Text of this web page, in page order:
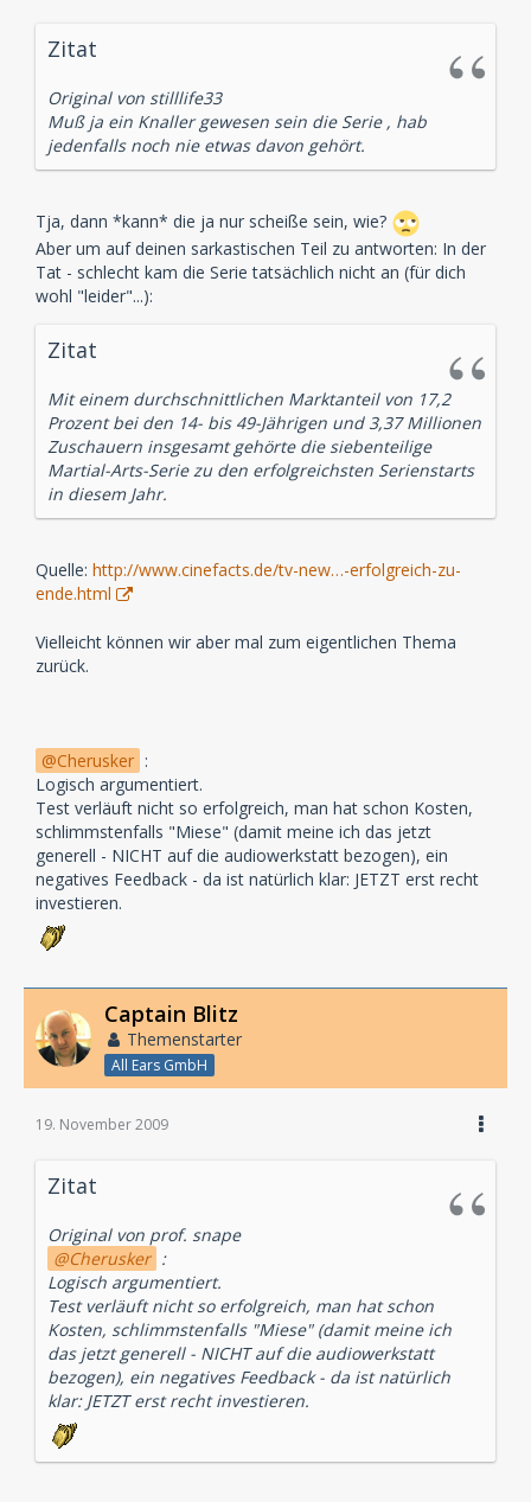
Zitat
Original von stilllife33
Muß ja ein Knaller gewesen sein die Serie , hab
jedenfalls noch nie etwas davon gehört.
Tja, dann *kann* die ja nur scheiße sein, wie?
Aber um auf deinen sarkastischen Teil zu antworten: In der
Tat - schlecht kam die Serie tatsächlich nicht an (für dich
wohl "leider"...):
Zitat
Mit einem durchschnittlichen Marktanteil von 17,2
Prozent bei den 14- bis 49-Jährigen und 3,37 Millionen
Zuschauern insgesamt gehörte die siebenteilige
Martial-Arts-Serie zu den erfolgreichsten Serienstarts
in diesem Jahr.
Quelle: http://www.cinefacts.de/tv-new…-erfolgreich-zu-
ende.html
Vielleicht können wir aber mal zum eigentlichen Thema
zurück.
Cherusker :
Logisch argumentiert.
Test verläuft nicht so erfolgreich, man hat schon Kosten,
schlimmstenfalls "Miese" (damit meine ich das jetzt
generell - NICHT auf die audiowerkstatt bezogen), ein
negatives Feedback - da ist natürlich klar: JETZT erst recht
investieren.
Captain Blitz
Themenstarter
All Ears GmbH
19. November 2009
Zitat
Original von prof. snape
Cherusker :
Logisch argumentiert.
Test verläuft nicht so erfolgreich, man hat schon
Kosten, schlimmstenfalls "Miese" (damit meine ich
das jetzt generell - NICHT auf die audiowerkstatt
bezogen), ein negatives Feedback - da ist natürlich
klar: JETZT erst recht investieren.